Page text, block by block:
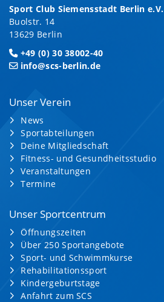
Sport Club Siemensstadt Berlin e.V.
Buolstr. 14
13629 Berlin
+49 (0) 30 38002-40
info@scs-berlin.de
Unser Verein
News
Sportabteilungen
Deine Mitgliedschaft
Fitness- und Gesundheitsstudio
Veranstaltungen
Termine
Unser Sportcentrum
Öffnungszeiten
Über 250 Sportangebote
Sport- und Schwimmkurse
Rehabilitationssport
Kindergeburtstage
Anfahrt zum SCS